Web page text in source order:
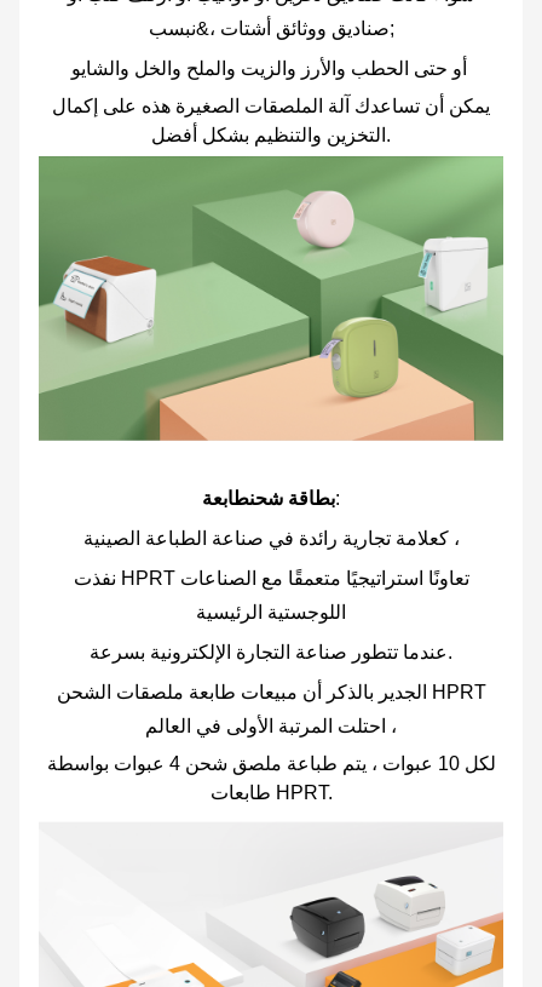
صناديق ووثائق أشتات ،&نبسب;
أو حتى الحطب والأرز والزيت والملح والخل والشايو
يمكن أن تساعدك آلة الملصقات الصغيرة هذه على إكمال
التخزين والتنظيم بشكل أفضل.
بطاقة شحنطابعة
:
كعلامة تجارية رائدة في صناعة الطباعة الصينية ،
نفذت HPRT تعاونًا استراتيجيًا متعمقًا مع الصناعات
اللوجستية الرئيسية
عندما تتطور صناعة التجارة الإلكترونية بسرعة.
الجدير بالذكر أن مبيعات طابعة ملصقات الشحن HPRT
احتلت المرتبة الأولى في العالم ،
لكل 10 عبوات ، يتم طباعة ملصق شحن 4 عبوات بواسطة
طابعات HPRT.